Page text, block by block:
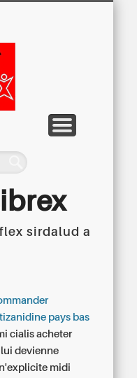
sirdalud a
pays bas
cialis acheter
devienne
midi